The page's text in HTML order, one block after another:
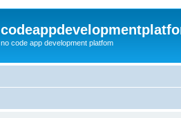
no code app development platfom